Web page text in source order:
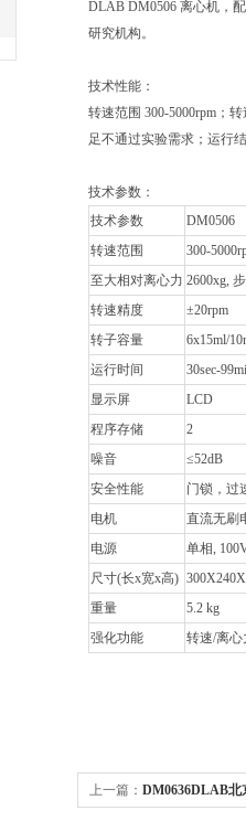
DLAB DM0506 离心机，
研究机构。
技术性能：
转速范围 300-5000rpm；
足不通过实验需求；运行
技术参数：
技术参数
DM0506
转速范围
300-
至大相对离心力 2600xg,
转速精度
±20rpm
转子容量
6x15ml/
运行时间
30sec-
显示屏
LCD
程序存储
2
噪音
≤52dB
安全性能
门锁，过
电机
直流无刷
电源
单相,
尺寸(长x宽x高)
重量
5.2 kg
强化功能
转速/离
上一篇： DM0636DLAB北